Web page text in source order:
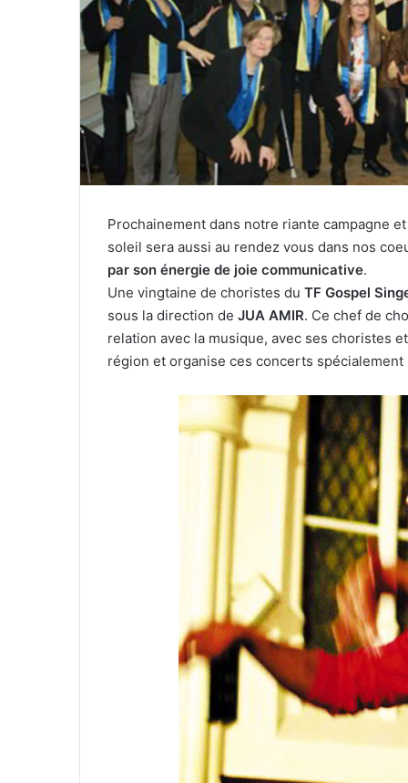
r
r
i
e
l
Prochainement dans notre riante campagne
soleil sera aussi au rendez vous dans nos
par son énergie de joie communicative.
Une vingtaine de choristes du TF Gospel
sous la direction de JUA AMIR. Ce chef de
relation avec la musique, avec ses choristes
région et organise ces concerts